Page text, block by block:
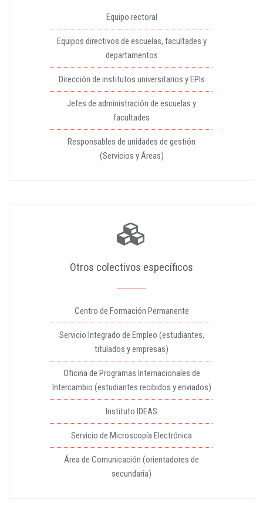
Equipo rectoral
Equipos directivos de escuelas, facultades y
departamentos
Dirección de institutos universitarios y EPIs
Jefes de administración de escuelas y
facultades
Responsables de unidades de gestión
(Servicios y Áreas)
Otros colectivos específicos
Centro de Formación Permanente
Servicio Integrado de Empleo (estudiantes,
titulados y empresas)
Oficina de Programas Internacionales de
Intercambio (estudiantes recibidos y enviados)
Instituto IDEAS
Servicio de Microscopía Electrónica
Área de Comunicación (orientadores de
secundaria)